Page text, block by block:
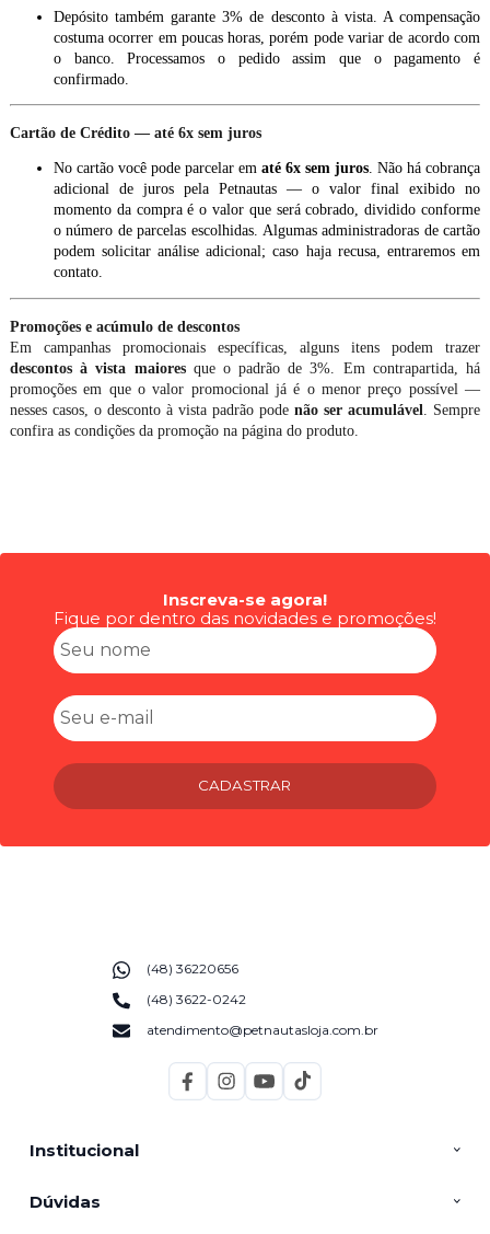
Depósito também garante 3% de desconto à vista. A compensação
costuma ocorrer em poucas horas, porém pode variar de acordo com
o banco. Processamos o pedido assim que o pagamento é
confirmado.
Cartão de Crédito — até 6x sem juros
No cartão você pode parcelar em até 6x sem juros. Não há cobrança
adicional de juros pela Petnautas — o valor final exibido no
momento da compra é o valor que será cobrado, dividido conforme
o número de parcelas escolhidas. Algumas administradoras de cartão
podem solicitar análise adicional; caso haja recusa, entraremos em
contato.
Promoções e acúmulo de descontos
Em campanhas promocionais específicas, alguns itens podem trazer
descontos à vista maioresque o padrão de 3%. Em contrapartida, h
promoções em que o valor promocional já é o menor preço possível —
nesses casos, o desconto à vista padrão podenão ser acumulável . Sempre
confira as condições da promoção na página do produto.
Inscreva-se agora!
Fique por dentro das novidades e promoções!
CADASTRAR
Institucional
Dúvidas
(48) 36220656
(48) 3622-0242
atendimento@petnautasloja.com.br